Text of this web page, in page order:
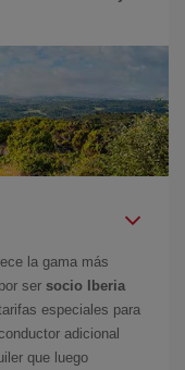
la gama más
ser socio Iberia
especiales para
adicional
que luego